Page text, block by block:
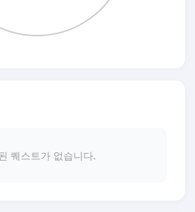
퀘스트가 없습니다.